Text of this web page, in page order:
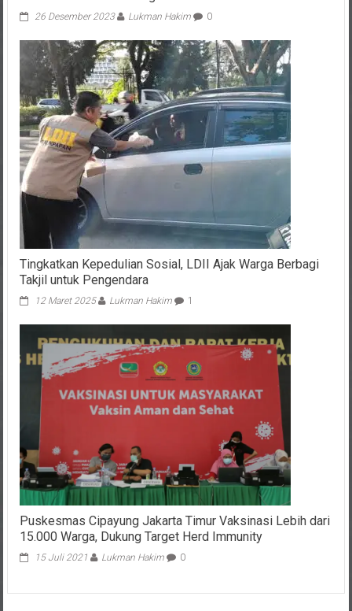
26 Desember 2023 Lukman Hakim 0
Tingkatkan Kepedulian Sosial, LDII Ajak Warga Berbagi
Takjil untuk Pengendara
12 Maret 2025 Lukman Hakim 1
Puskesmas Cipayung Jakarta Timur Vaksinasi Lebih dari
15.000 Warga, Dukung Target Herd Immunity
15 Juli 2021 Lukman Hakim 0